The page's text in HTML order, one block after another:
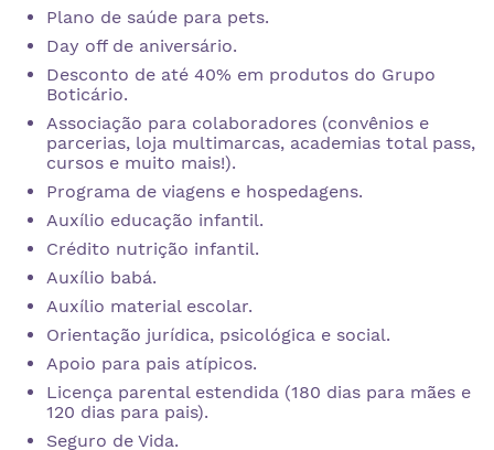
Plano de saúde para pets.
Day off de aniversário.
Desconto de até 40% em produtos do Grupo
Boticário.
Associação para colaboradores (convênios e
parcerias, loja multimarcas, academias total pass,
cursos e muito mais!).
Programa de viagens e hospedagens.
Auxílio educação infantil.
Crédito nutrição infantil.
Auxílio babá.
Auxílio material escolar.
Orientação jurídica, psicológica e social.
Apoio para pais atípicos.
Licença parental estendida (180 dias para mães e
120 dias para pais).
Seguro de Vida.